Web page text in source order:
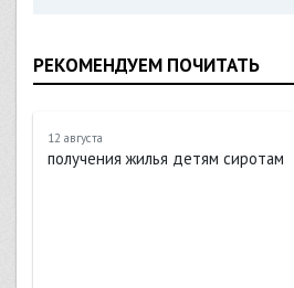
РЕКОМЕНДУЕМ ПОЧИТАТЬ
12 августа
получения жилья детям сиротам